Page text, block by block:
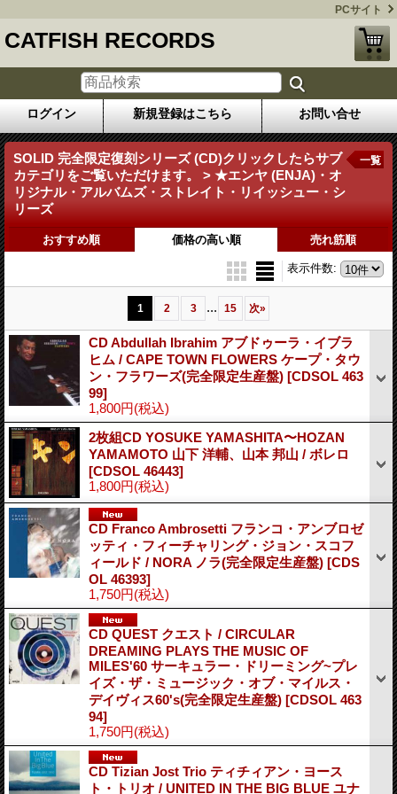
PCサイト
CATFISH RECORDS
ログイン 新規登録はこちら お問い合せ
SOLID 完全限定復刻シリーズ (CD)クリックしたらサブ
カテゴリをご覧いただけます。 > ★エンヤ (ENJA)・オ
リジナル・アルバムズ・ストレイト・リイッシュー・シ
リーズ
一覧
おすすめ順 価格の高い順 売れ筋順
表示件数:
1 2 3 ... 15 次»
CD Abdullah Ibrahim アブドゥーラ・イブラ
ヒム / CAPE TOWN FLOWERS ケープ・タウ
ン・フラワーズ(完全限定生産盤) [CDSOL 463
99]
1,800円(税込)
2枚組CD YOSUKE YAMASHITA〜HOZAN
YAMAMOTO 山下 洋輔、山本 邦山 / ボレロ
[CDSOL 46443]
1,800円(税込)
CD Franco Ambrosetti フランコ・アンブロゼ
ッティ・フィーチャリング・ジョン・スコフ
ィールド / NORA ノラ(完全限定生産盤) [CDS
OL 46393]
1,750円(税込)
CD QUEST クエスト / CIRCULAR
DREAMING PLAYS THE MUSIC OF
MILES'60 サーキュラー・ドリーミング~プレ
イズ・ザ・ミュージック・オブ・マイルス・
デイヴィス60's(完全限定生産盤) [CDSOL 463
94]
1,750円(税込)
CD Tizian Jost Trio ティチィアン・ヨース
ト・トリオ / UNITED IN THE BIG BLUE ユナ